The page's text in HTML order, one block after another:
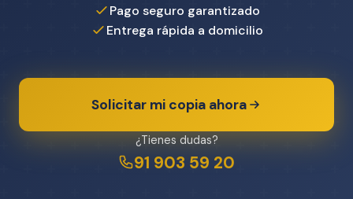
Pago seguro garantizado
Entrega rápida a domicilio
Solicitar mi copia ahora
¿Tienes dudas?
91 903 59 20